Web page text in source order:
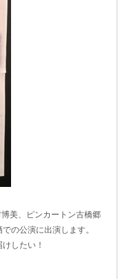
美、ピンカートン古橋郷
の公演に出演します。
したい！